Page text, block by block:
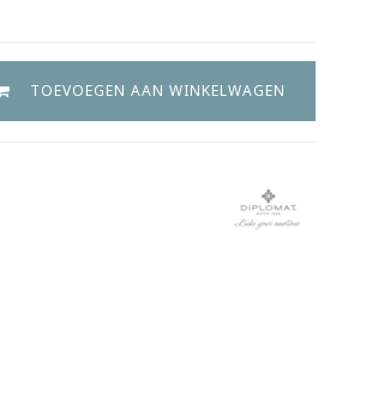
TOEVOEGEN AAN WINKELWAGEN